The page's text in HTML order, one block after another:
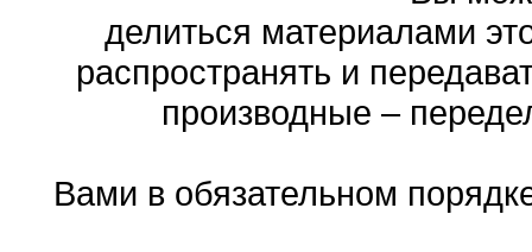
делиться материалами
распространять и
производные –
Вами в обязательном